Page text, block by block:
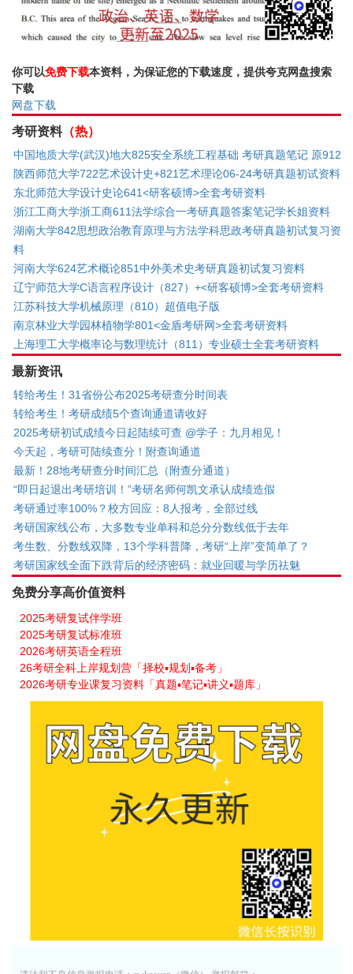
你可以免费下载本资料，为保证您的下载速度，提供夸克网盘搜索
下载
网盘下载
考研资料（热）
中国地质大学(武汉)地大825安全系统工程基础 考研真题笔记 原912
陕西师范大学722艺术设计史+821艺术理论06-24考研真题初试资料
东北师范大学设计史论641<研客硕博>全套考研资料
浙江工商大学浙工商611法学综合一考研真题答案笔记学长姐资料
湖南大学842思想政治教育原理与方法学科思政考研真题初试复习资
料
河南大学624艺术概论851中外美术史考研真题初试复习资料
辽宁师范大学C语言程序设计（827）+<研客硕博>全套考研资料
江苏科技大学机械原理（810）超值电子版
南京林业大学园林植物学801<金盾考研网>全套考研资料
上海理工大学概率论与数理统计（811）专业硕士全套考研资料
最新资讯
转给考生！31省份公布2025考研查分时间表
转给考生！考研成绩5个查询通道请收好
2025考研初试成绩今日起陆续可查 @学子：九月相见！
今天起，考研可陆续查分！附查询通道
最新！28地考研查分时间汇总（附查分通道）
“即日起退出考研培训！”考研名师何凯文承认成绩造假
考研通过率100%？校方回应：8人报考，全部过线
考研国家线公布，大多数专业单科和总分分数线低于去年
考生数、分数线双降，13个学科普降，考研“上岸”变简单了？
考研国家线全面下跌背后的经济密码：就业回暖与学历祛魅
免费分享高价值资料
2025考研复试伴学班
2025考研复试标准班
2026考研英语全程班
26考研全科上岸规划营「择校▪规划▪备考」
2026考研专业课复习资料「真题▪笔记▪讲义▪题库」